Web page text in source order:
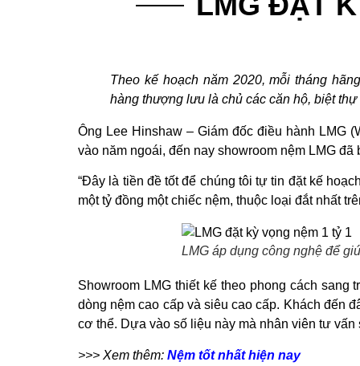
Theo kế hoạch năm 2020, mỗi tháng
hàng thượng lưu là chủ các căn hộ, biệt thự
Ông Lee Hinshaw – Giám đốc điều hành LMG
vào năm ngoái, đến nay showroom nệm LMG
“Đây là tiền đề tốt để chúng tôi tự tin đặt kế
một tỷ đồng một chiếc nệm, thuộc loại đắt nhất
LMG áp dụng công nghệ để
Showroom LMG thiết kế theo phong cách sang
dòng nệm cao cấp và siêu cao cấp. Khách đến
cơ thể. Dựa vào số liệu này mà nhân viên tư
>>> Xem thêm: Nệm tốt nhất hiện nay